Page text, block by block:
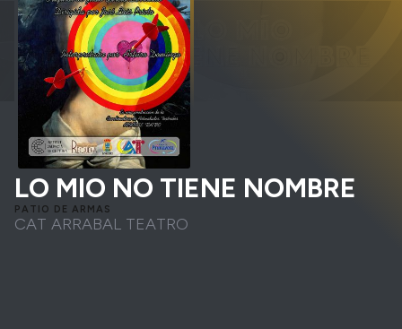
LO MIO NO TIENE NOMBRE
PATIO DE ARMAS
CAT ARRABAL TEATRO